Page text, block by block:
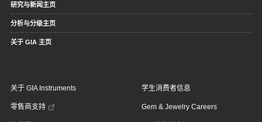
研究与新闻主页
分析与分级主页
关于 GIA 主页
关于 GIA Instruments
零售商支持
学生消费者信息
Gem & Jewelry Careers